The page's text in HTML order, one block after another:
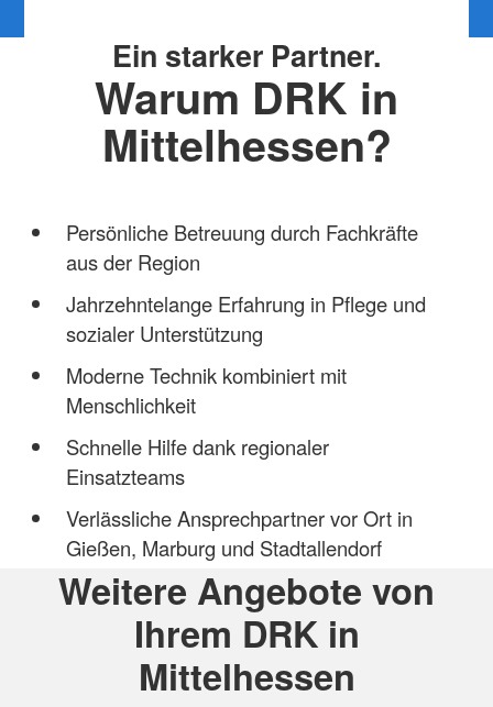
Ein starker Partner.
Warum DRK in
Mittelhessen?
Persönliche Betreuung durch Fachkräfte
aus der Region
Jahrzehntelange Erfahrung in Pflege und
sozialer Unterstützung
Moderne Technik kombiniert mit
Menschlichkeit
Schnelle Hilfe dank regionaler
Einsatzteams
Verlässliche Ansprechpartner vor Ort in
Gießen, Marburg und Stadtallendorf
Weitere Angebote von
Ihrem DRK in
Mittelhessen